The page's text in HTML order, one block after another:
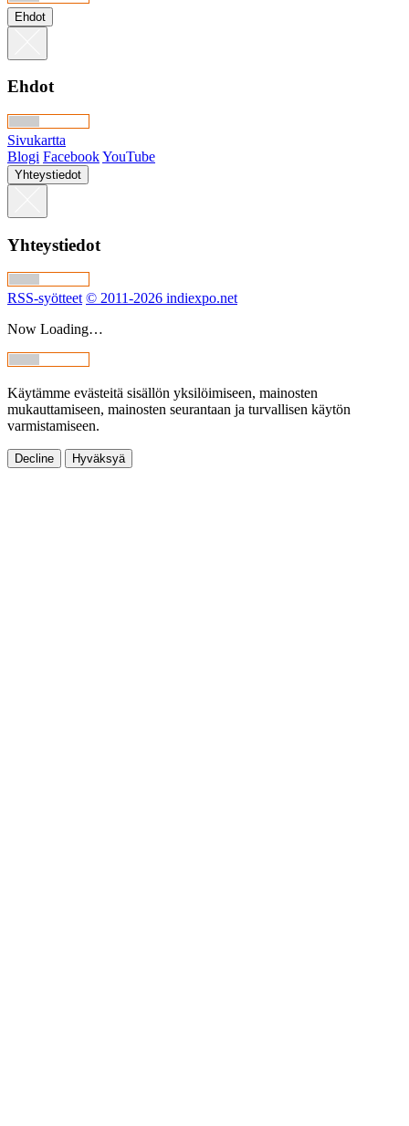
Ehdot
Ehdot
Sivukartta
Blogi FacebookYouTube
Yhteystiedot
Yhteystiedot
RSS-syötteet © 2011-2026 indiexpo.net
Now Loading…
Käytämme evästeitä sisällön yksilöimiseen, mainosten
mukauttamiseen, mainosten seurantaan ja turvallisen käytön
varmistamiseen.
Decline Hyväksyä